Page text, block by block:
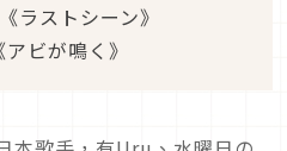
ラストシーン》
ビが鳴く》